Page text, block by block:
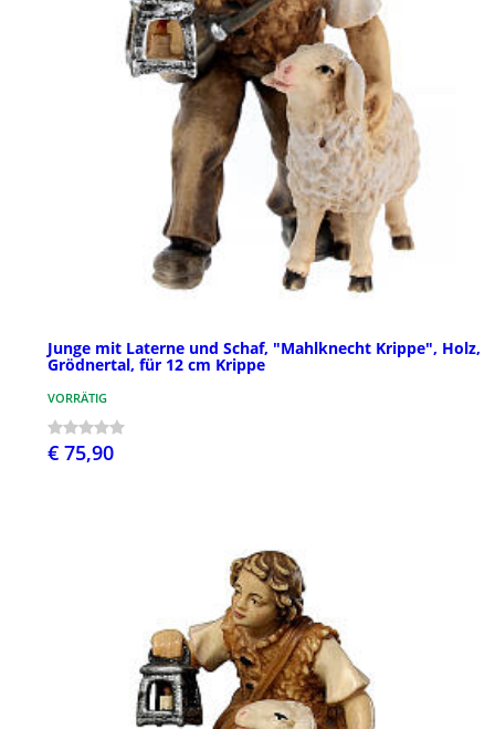
Junge mit Laterne und Schaf, "Mahlknecht Krippe", Holz,
Grödnertal, für 12 cm Krippe
VORRÄTIG
€ 75,90